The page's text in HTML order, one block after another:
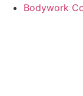
Bodywork